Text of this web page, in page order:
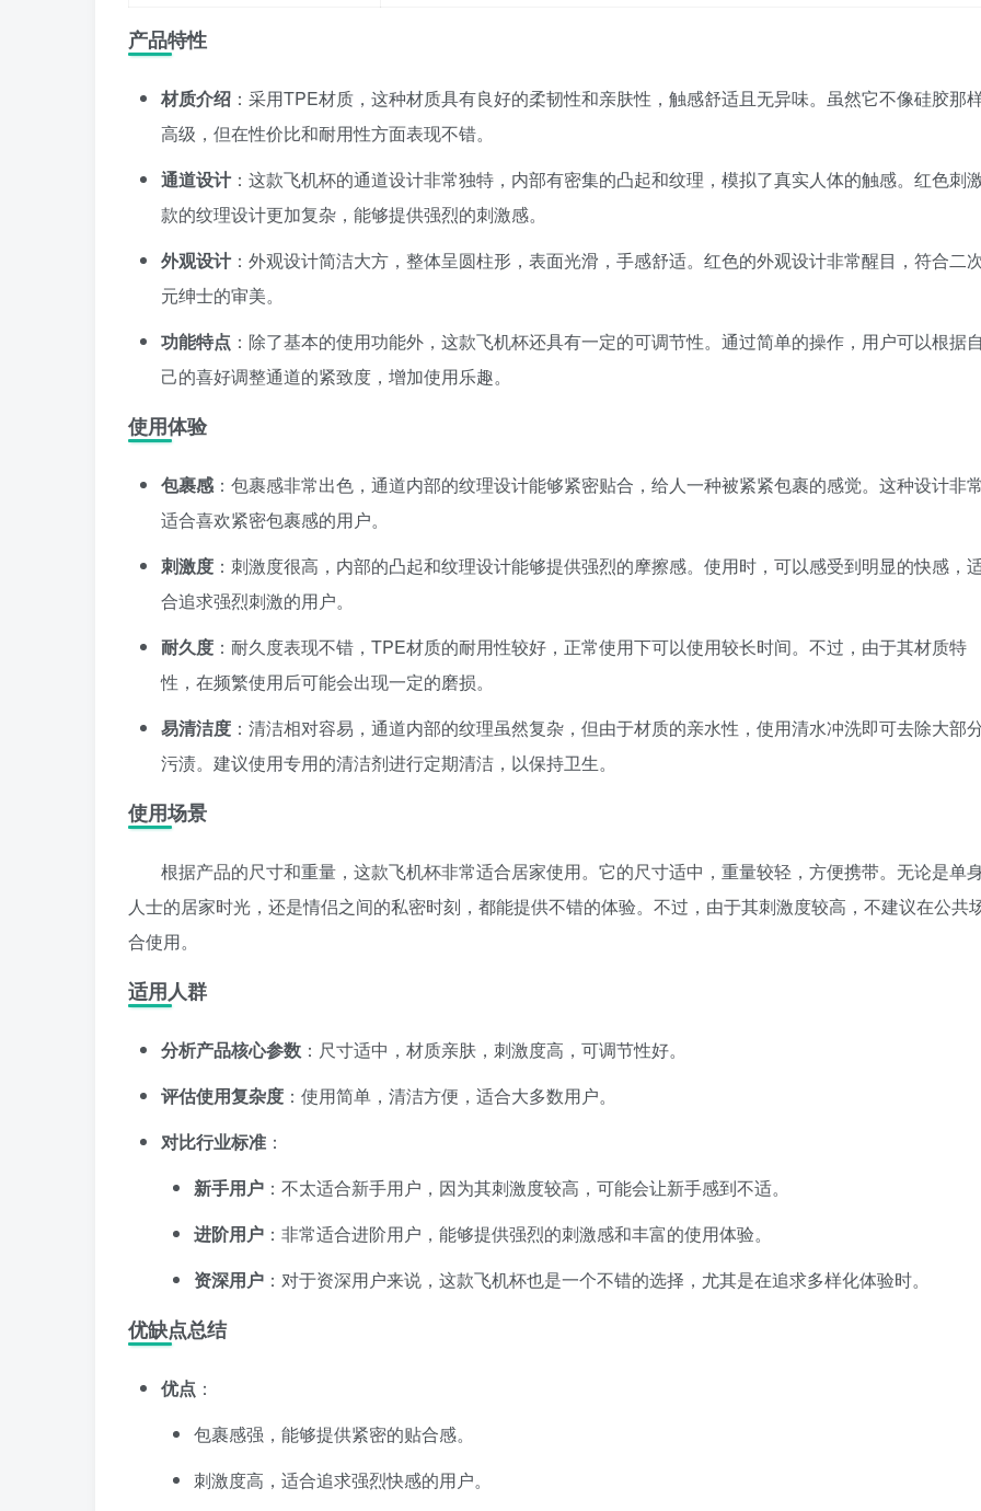
产品特性
材质介绍 ：采用TPE材质，这种材质具有良好的柔韧性和亲肤性，触感舒适且无异味。虽然它不像硅胶那
高级，但在性价比和耐用性方面表现不错。
通道设计：这款飞机杯的通道设计非常独特，内部有密集的凸起和纹理，模拟了真实人体的触感。红色刺
款的纹理设计更加复杂，能够提供强烈的刺激感。
外观设计：外观设计简洁大方，整体呈圆柱形，表面光滑，手感舒适。红色的外观设计非常醒目，符合二
元绅士的审美。
功能特点 ：除了基本的使用功能外，这款飞机杯还具有一定的可调节性。通过简单的操作，用户可以根据自
己的喜好调整通道的紧致度，增加使用乐趣。
使用体验
包裹感 ：包裹感非常出色，通道内部的纹理设计能够紧密贴合，给人一种被紧紧包裹的感觉。这种设计非常
适合喜欢紧密包裹感的用户。
刺激度 ：刺激度很高，内部的凸起和纹理设计能够提供强烈的摩擦感。使用时，可以感受到明显的快感，
合追求强烈刺激的用户。
耐久度 ：耐久度表现不错，TPE材质的耐用性较好，正常使用下可以使用较长时间。不过，由于其材质特
性，在频繁使用后可能会出现一定的磨损。
易清洁度 ：清洁相对容易，通道内部的纹理虽然复杂，但由于材质的亲水性，使用清水冲洗即可去除大部
污渍。建议使用专用的清洁剂进行定期清洁，以保持卫生。
使用场景
根据产品的尺寸和重量，这款飞机杯非常适合居家使用。它的尺寸适中，重量较轻，方便携带。无论是单
人士的居家时光，还是情侣之间的私密时刻，都能提供不错的体验。不过，由于其刺激度较高，不建议在公共
合使用。
适用人群
分析产品核心参数 ：尺寸适中，材质亲肤，刺激度高，可调节性好。
评估使用复杂度 ：使用简单，清洁方便，适合大多数用户。
对比行业标准 ：
新手用户 ：不太适合新手用户，因为其刺激度较高，可能会让新手感到不适。
进阶用户 ：非常适合进阶用户，能够提供强烈的刺激感和丰富的使用体验。
资深用户 ：对于资深用户来说，这款飞机杯也是一个不错的选择，尤其是在追求多样化体验时。
优缺点总结
优点 ：
包裹感强，能够提供紧密的贴合感。
刺激度高，适合追求强烈快感的用户。